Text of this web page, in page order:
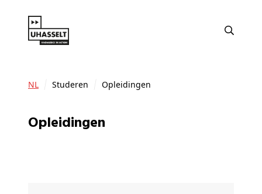
NL Studeren Opleidingen
Opleidingen